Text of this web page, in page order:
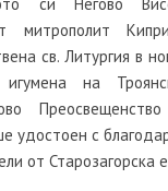
митрополит
св. Литургия в
на
удостоен с
от Старозагорска